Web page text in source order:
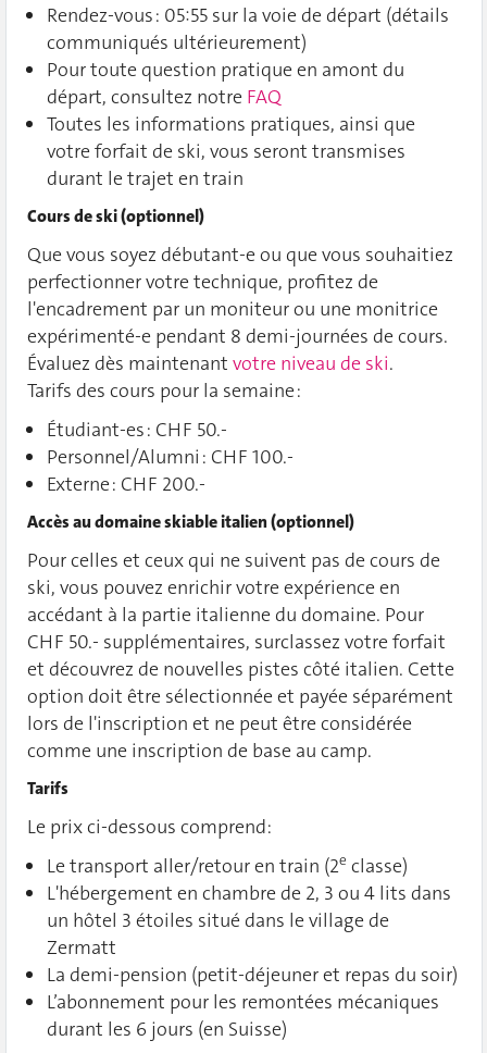
Rendez-vous : 05:55 sur la voie de départ (détails
communiqués ultérieurement)
Pour toute question pratique en amont du
départ, consultez notre FAQ
Toutes les informations pratiques, ainsi que
votre forfait de ski, vous seront transmises
durant le trajet en train
Cours de ski (optionnel)
Que vous soyez débutant-e ou que vous souhaitiez
perfectionner votre technique, profitez de
l'encadrement par un moniteur ou une monitrice
expérimenté-e pendant 8 demi-journées de cours.
Évaluez dès maintenant votre niveau de ski.
Tarifs des cours pour la semaine :
Étudiant-es : CHF 50.-
Personnel/Alumni : CHF 100.-
Externe : CHF 200.-
Accès au domaine skiable italien (optionnel)
Pour celles et ceux qui ne suivent pas de cours de
ski, vous pouvez enrichir votre expérience en
accédant à la partie italienne du domaine. Pour
CHF 50.- supplémentaires, surclassez votre forfait
et découvrez de nouvelles pistes côté italien. Cette
option doit être sélectionnée et payée séparément
lors de l'inscription et ne peut être considérée
comme une inscription de base au camp.
Tarifs
Le prix ci-dessous comprend:
Le transport aller/retour en train (2e classe)
L'hébergement en chambre de 2, 3 ou 4 lits dans
un hôtel 3 étoiles situé dans le village de
Zermatt
La demi-pension (petit-déjeuner et repas du soir)
L’abonnement pour les remontées mécaniques
durant les 6 jours (en Suisse)